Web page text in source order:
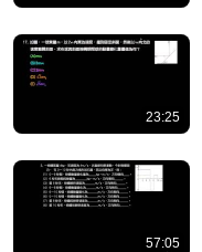
23:25
57:05